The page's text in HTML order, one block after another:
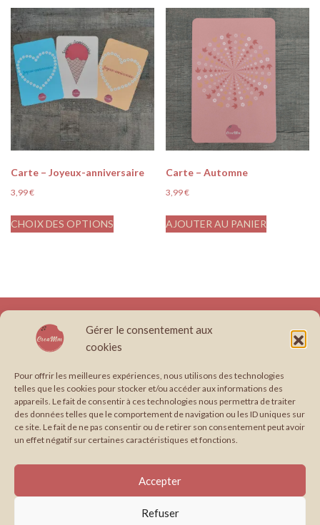
Gérer le consentement aux
cookies
Pour offrir les meilleures expériences, nous utilisons des technologies
telles que les cookies pour stocker et/ou accéder aux informations des
appareils. Le fait de consentir à ces technologies nous permettra de traiter
des données telles que le comportement de navigation ou les ID uniques sur
ce site. Le fait de ne pas consentir ou de retirer son consentement peut avoir
un effet négatif sur certaines caractéristiques et fonctions.
Accepter
Refuser
Carte – Joyeux-anniversaire
3,99€
CHOIX DES OPTIONS
Carte – Automne
3,99€
AJOUTER AU PANIER
Création site internet, graphisme & papeterie illustrée en Occitanie.
Envie de travailler avec moi ?
Graphisme
Graphisme : Formule coco
Graphisme : Formule framboise
Mentions légales
Mes Services Mon compte
Paiement
Panier
Papeterie : Formule chocolat
Papeterie : Formule vanille-fraise
Politique de confidentialité
Portfolio
Suivi de commande Support imprimé
Web
Web : Formule citron
Web : Formule mangue
Entreprise individuelle